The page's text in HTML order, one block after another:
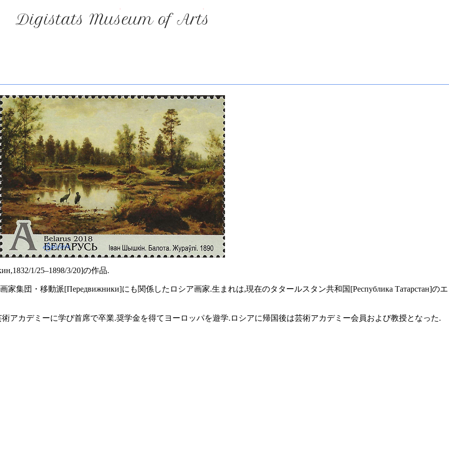
1/25–1898/3/20]の作品.
集団・移動派[Передвижники]にも関係したロシア画家.生まれは,現在のタタールスタン共和国[Республика Татарстан]のエ
アカデミーに学び首席で卒業.奨学金を得てヨーロッパを遊学.ロシアに帰国後は芸術アカデミー会員および教授となった.